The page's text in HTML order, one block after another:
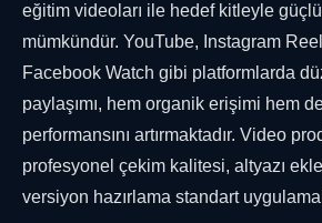
eğitim videoları ile hedef kitleyle
mümkündür. YouTube, Instagram
Facebook Watch gibi platformlarda
paylaşımı, hem organik erişimi hem
performansını artırmaktadır. Video
profesyonel çekim kalitesi, altyazı
versiyon hazırlama standart